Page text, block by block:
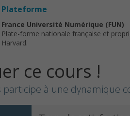
Plateforme
France Université Numérique (FUN)
Plate-forme nationale française et
Harvard.
ce cours !
participe à une dynamique